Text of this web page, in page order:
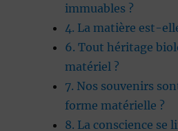
immuables ?
4. La matière est-
6. Tout héritage
matériel ?
7. Nos souvenirs
forme matérielle ?
8. La conscience